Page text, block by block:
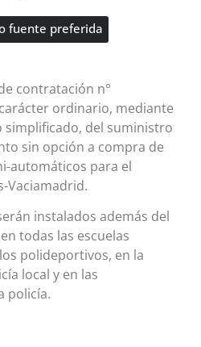
fuente preferida
contratación n°
ordinario, mediante
del suministro
sin opción a compra de
automáticos para el
Vaciamadrid.
instalados además del
todas las escuelas
polideportivos, en la
local y en las
policía.